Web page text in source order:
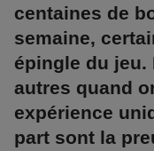
centaines de
semaine,
épingle du jeu.
autres quand
expérience
part sont la